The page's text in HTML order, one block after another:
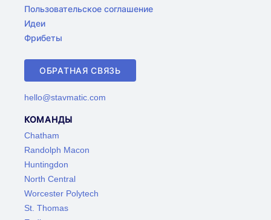
Пользовательское соглашение
Идеи
Фрибеты
ОБРАТНАЯ СВЯЗЬ
hello@stavmatic.com
КОМАНДЫ
Chatham
Randolph Macon
Huntingdon
North Central
Worcester Polytech
St. Thomas